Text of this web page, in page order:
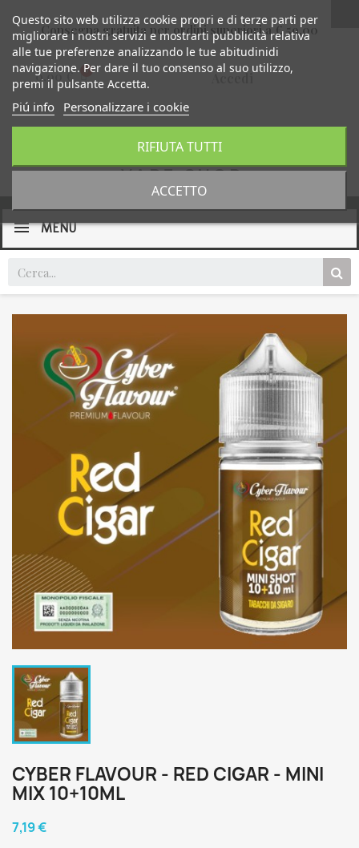
Consegna gratuita per ordini superiori a € 59,00
0,00 €
MENU
CYBER FLAVOUR - RED CIGAR - MINI
MIX 10+10ML
7,19 €
Questo sito web utilizza cookie propri e di terze parti per
migliorare i nostri servizi e mostrarti pubblicità relativa
alle tue preferenze analizzando le tue abitudinidi
navigazione. Per dare il tuo consenso al suo utilizzo,
premi il pulsante Accetta.
Piú info Personalizzare i cookie
RIFIUTA TUTTI
ACCETTO